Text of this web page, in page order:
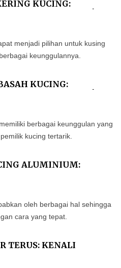
KUCING:
KUCING:
ALUMINIUM:
TERUS: KENALI